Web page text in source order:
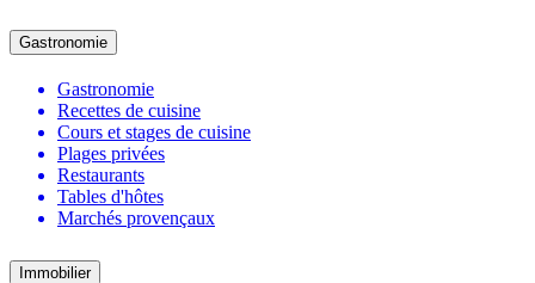
Gastronomie
Gastronomie
Recettes de cuisine
Cours et stages de cuisine
Plages privées
Restaurants
Tables d'hôtes
Marchés provençaux
Immobilier